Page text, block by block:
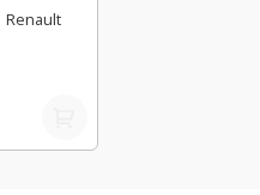
Renault